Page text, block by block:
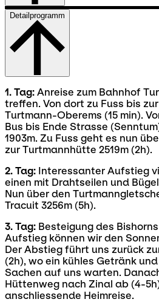
Detailprogramm
1. Tag: Anreise zum Bahnhof
treffen. Von dort zu Fuss bis
Turtmann-Oberems (15 min).
Bus bis Ende Strasse
1903m. Zu Fuss geht es nun
zur Turtmannhütte 2519m (2h).
2. Tag: Interessanter Aufstieg
einen mit Drahtseilen und
Nun über den
Tracuit 3256m (5h).
3. Tag: Besteigung des Bishorns
Aufstieg können wir den
Der Abstieg führt uns zurück
(2h), wo ein kühles Getränk
Sachen auf uns warten.
Hüttenweg nach Zinal ab (4-
anschliessende Heimreise.